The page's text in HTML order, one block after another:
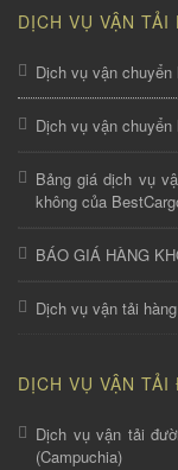
DỊCH VỤ VẬN TẢI
Dịch vụ vận
Dịch vụ vận
Bảng giá dịch vụ
không của
BÁO GIÁ HÀNG
Dịch vụ vận tải
DỊCH VỤ VẬN
Dịch vụ vận tải
(Campuchia)